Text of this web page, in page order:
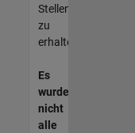
Stellenangeboten
zu
erhalten.
Es
wurden
nicht
alle